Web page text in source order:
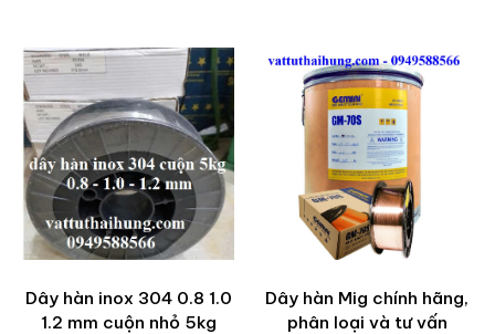
Dây hàn inox 304 0.8 1.0
1.2 mm cuộn nhỏ 5kg
Dây hàn Mig chính hãng,
phân loại và tư vấn